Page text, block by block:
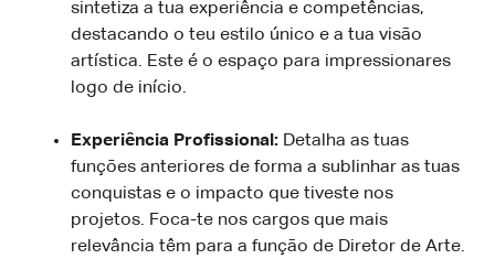
sintetiza a tua experiência e competências,
destacando o teu estilo único e a tua visão
artística. Este é o espaço para impressionares
logo de início.
Experiência Profissional: Detalha as tuas
funções anteriores de forma a sublinhar as tuas
conquistas e o impacto que tiveste nos
projetos. Foca-te nos cargos que mais
relevância têm para a função de Diretor de Arte.